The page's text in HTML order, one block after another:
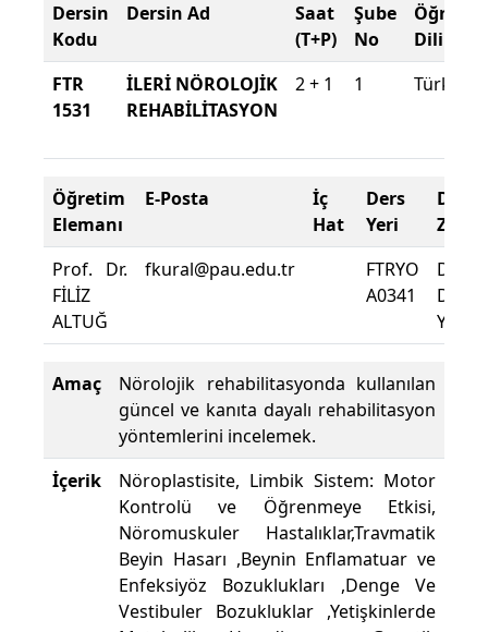
Dersin
Kodu
Dersin Ad
Saat
(T+P)
Şube
No
Öğretim
Dili
FTR
1531
İLERİ NÖROLOJİK
REHABİLİTASYON
2 + 1 1 Türkçe
Öğretim
Elemanı
E-Posta
İç
Hat
Ders
Yeri
Prof. Dr.
FİLİZ
ALTUĞ
fkural@pau.edu.tr
FTRYO
A0341
Amaç
Nörolojik rehabilitasyonda kullanılan
güncel ve kanıta dayalı rehabilitasyon
yöntemlerini incelemek.
İçerik
Nöroplastisite, Limbik Sistem: Motor
Kontrolü ve Öğrenmeye Etkisi,
Nöromuskuler Hastalıklar,Travmatik
Beyin Hasarı ,Beynin Enflamatuar ve
Enfeksiyöz Bozuklukları ,Denge Ve
Vestibuler Bozukluklar ,Yetişkinlerde